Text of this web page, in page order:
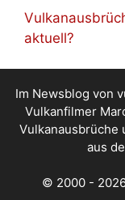
aktuell?
Im Newsblog von
Vulkanfilmer
Vulkanausbrüche
aus
© 2000 -